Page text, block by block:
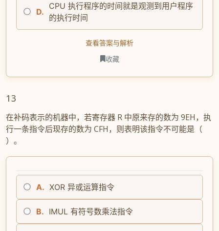
D.
CPU 执行程序的时间就是观测到用户程序
的执行时间
查看答案与解析
收藏
13
在补码表示的机器中，若寄存器 R 中原来存的数为 9EH，执
行一条指令后现存的数为 CFH，则表明该指令不可能是（
）。
A. XOR 异或运算指令
B. IMUL 有符号数乘法指令